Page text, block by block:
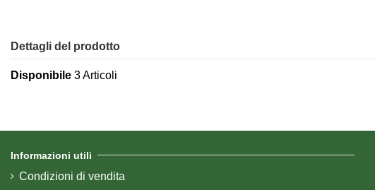
Dettagli del prodotto
Disponibile 3 Articoli
Informazioni utili
Condizioni di vendita